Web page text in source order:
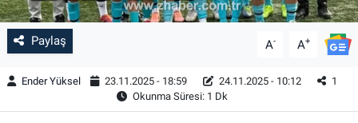
Paylaş A- A+
Ender Yüksel 23.11.2025 - 18:59 24.11.2025 - 10:12
1
Okunma Süresi: 1 Dk